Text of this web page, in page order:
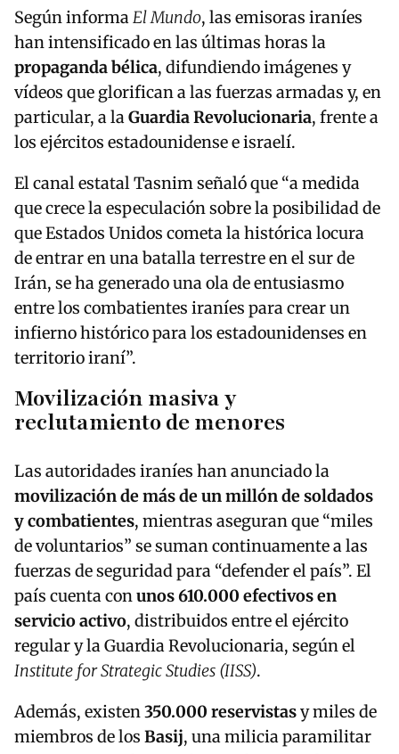
Según informaEl Mundo, las emisoras iraníes
han intensificado en las últimas horas la
propaganda bélica, difundiendo imágenes y
vídeos que glorifican a las fuerzas armadas y, en
particular, a laGuardia Revolucionaria, frente a
los ejércitos estadounidense e israelí.
El canal estatal Tasnim señaló que “a medida
que crece la especulación sobre la posibilidad de
que Estados Unidos cometa la histórica locura
de entrar en una batalla terrestre en el sur de
Irán, se ha generado una ola de entusiasmo
entre los combatientes iraníes para crear un
infierno histórico para los estadounidenses en
territorio iraní”.
Movilización masiva y
reclutamiento de menores
Las autoridades iraníes han anunciado la
movilización de más de un millón de soldados
y combatientes, mientras aseguran que “miles
de voluntarios” se suman continuamente a las
fuerzas de seguridad para “defender el país”. El
país cuenta conunos 610.000 efectivos en
servicio activo, distribuidos entre el ejército
regular y la Guardia Revolucionaria, según el
Institute for Strategic Studies (IISS).
Además, existen350.000 reservistasy miles de
miembros de los Basij, una milicia paramilitar